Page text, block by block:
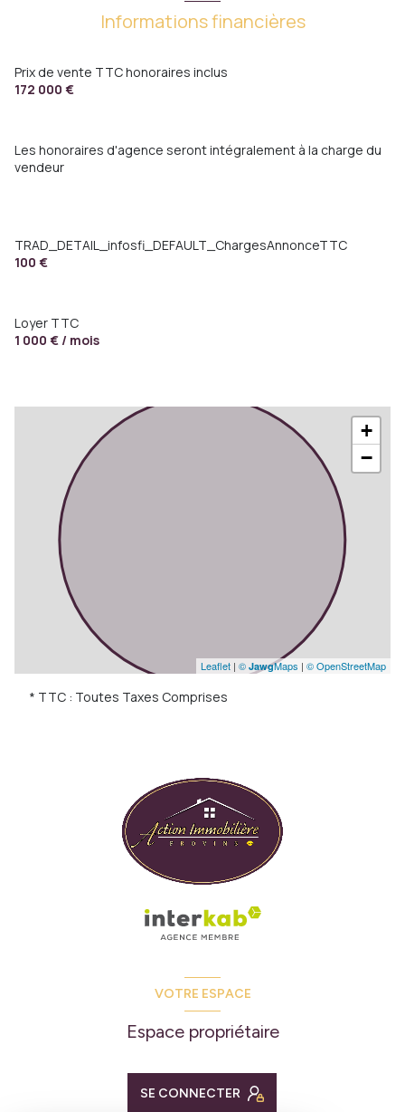
Informations financières
Prix de vente TTC honoraires inclus
172 000 €
Les honoraires d'agence seront intégralement à la charge du
vendeur
TRAD_DETAIL_infosfi_DEFAULT_ChargesAnnonceTTC
100 €
Loyer TTC
1 000 € / mois
+
−
Leaflet | © JawgMaps | © OpenStreetMap
* TTC : Toutes Taxes Comprises
VOTRE ESPACE
Espace propriétaire
SE CONNECTER